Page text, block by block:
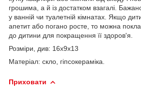
грошима, а й із достатком взагалі.
у ванній чи туалетній кімнатах. Якщо
апетит або погано росте, то можна
до дитини для покращення її здоров'я.
Розміри, див: 16х9х13
Матеріал: скло, гіпсокераміка.
Приховати